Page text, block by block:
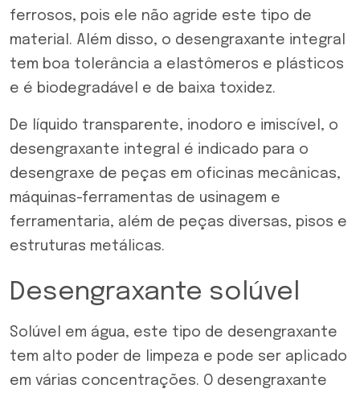
ferrosos, pois ele não agride este tipo de
material. Além disso, o desengraxante integral
tem boa tolerância a elastômeros e plásticos
e é biodegradável e de baixa toxidez.
De líquido transparente, inodoro e imiscível, o
desengraxante integral é indicado para o
desengraxe de peças em oficinas mecânicas,
máquinas-ferramentas de usinagem e
ferramentaria, além de peças diversas, pisos e
estruturas metálicas.
Desengraxante solúvel
Solúvel em água, este tipo de desengraxante
tem alto poder de limpeza e pode ser aplicado
em várias concentrações. O desengraxante